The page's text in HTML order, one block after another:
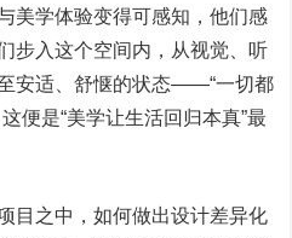
美学体验变得可感知，他们感
步入这个空间内，从视觉、听
安适、舒惬的状态——“一切都
便是“美学让生活回归本真”最
之中，如何做出设计差异化